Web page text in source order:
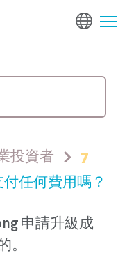
投資者
7
任何費用嗎？
申請升級成
。